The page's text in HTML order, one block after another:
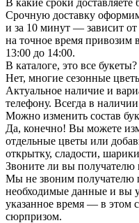
Срочную доставку
и за 10 минут — зависит от
на точное время привозим
13:00 до 14:00.
В каталоге, это все букеты?
Нет, многие сезонные
Актуальное наличие и
телефону. Всегда в
Можно изменить состав
Да, конечно! Вы можете
отдельные цветы или
открытку, сладости,
Звоните ли вы получателю
Мы не звоним получателю
необходимые данные и вы
указанное время — в этом
сюрпризом.